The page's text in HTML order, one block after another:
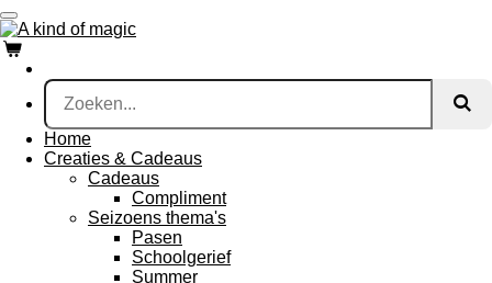
Ga
direct
naar
de
hoofdinhoud
Home
Creaties & Cadeaus
Cadeaus
Compliment
Seizoens thema's
Pasen
Schoolgerief
Summer